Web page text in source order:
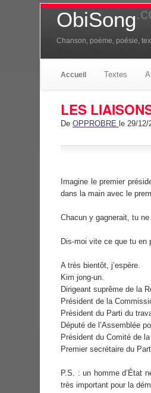
ObiSong
Chanson, poéme, poésie,
Accueil Textes
LES
De OPPROBRE le 29/12/
Imagine le premier
dans la main avec le
Chacun y gagnerait, tu
Dis-moi vite ce que tu en
A très bientôt, j’espère.
Kim jong-un.
Dirigeant suprême de la
Président de la
Président du Parti du
Député de l’Assemblée
Président du Comité de
Premier secrétaire du
P.S. : un homme d’État
très important pour la